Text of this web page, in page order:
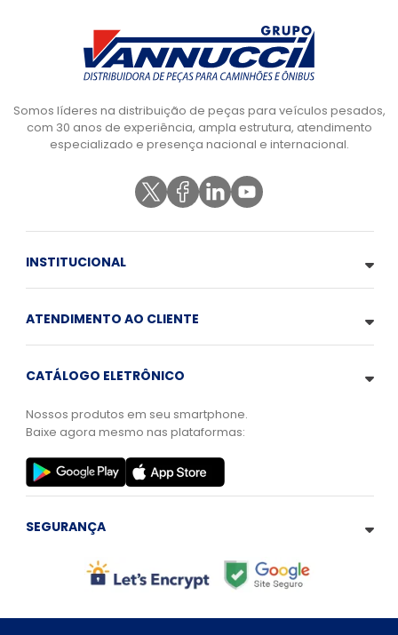
Somos líderes na distribuição de peças para veículos pesados,
com 30 anos de experiência, ampla estrutura, atendimento
especializado e presença nacional e internacional.
INSTITUCIONAL
ATENDIMENTO AO CLIENTE
CATÁLOGO ELETRÔNICO
Nossos produtos em seu smartphone.
Baixe agora mesmo nas plataformas:
SEGURANÇA